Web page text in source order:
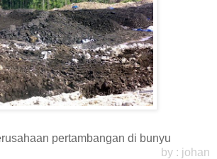
pertambangan di bunyu
by : johan